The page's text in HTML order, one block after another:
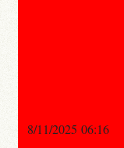
8/11/2025 06:16